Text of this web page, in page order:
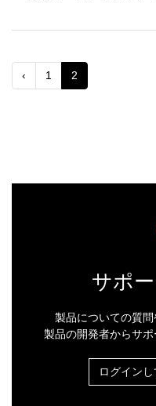
‹ 1 2
サポ
製品についての質
製品の開発者からサポ
ログイン